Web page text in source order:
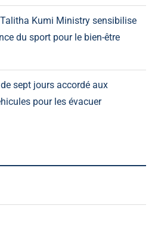
Kumi Ministry sensibilise
du sport pour le bien-être
sept jours accordé aux
pour les évacuer